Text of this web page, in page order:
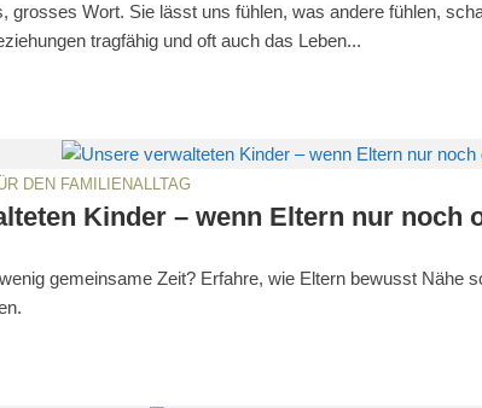
grosses Wort. Sie lässt uns fühlen, was andere fühlen,
tragfähig und oft auch das Leben...
DEN FAMILIENALLTAG
Kinder – wenn Eltern nur noch
gemeinsame Zeit? Erfahre, wie Eltern bewusst Nähe